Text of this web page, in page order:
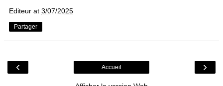
Editeur at 3/07/2025
Partager
‹ ›
Accueil